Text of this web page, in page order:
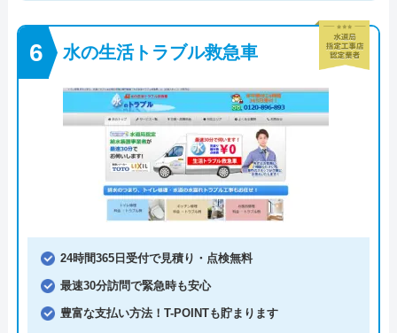
水の生活トラブル救急車
24時間365日受付で見積り・点検無料
最速30分訪問で緊急時も安心
豊富な支払い方法！T-POINTも貯まります